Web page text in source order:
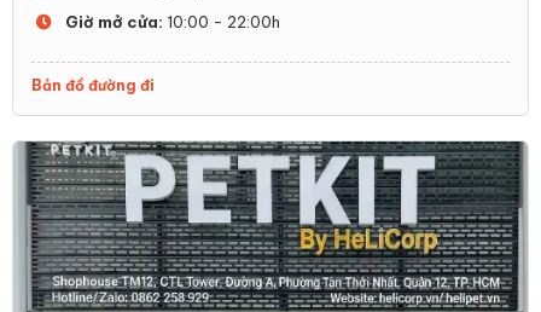
Giờ mở cửa: 10:00 - 22:00h
Bản đồ đường đi